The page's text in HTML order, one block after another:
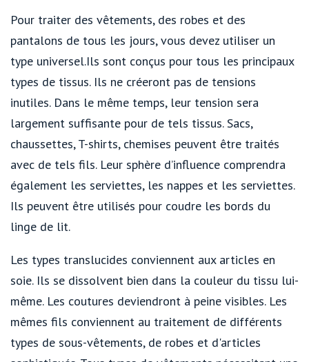
Pour traiter des vêtements, des robes et des
pantalons de tous les jours, vous devez utiliser un
type universel.Ils sont conçus pour tous les principaux
types de tissus. Ils ne créeront pas de tensions
inutiles. Dans le même temps, leur tension sera
largement suffisante pour de tels tissus. Sacs,
chaussettes, T-shirts, chemises peuvent être traités
avec de tels fils. Leur sphère d’influence comprendra
également les serviettes, les nappes et les serviettes.
Ils peuvent être utilisés pour coudre les bords du
linge de lit.
Les types translucides conviennent aux articles en
soie. Ils se dissolvent bien dans la couleur du tissu lui-
même. Les coutures deviendront à peine visibles. Les
mêmes fils conviennent au traitement de différents
types de sous-vêtements, de robes et d'articles